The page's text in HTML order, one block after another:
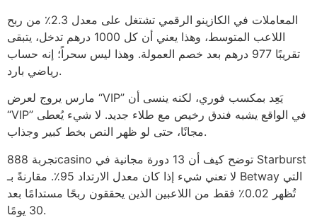
المعاملات في الكازينو الرقمي تشتغل على معدل 2.3٪ من ربح
اللاعب المتوسط، وهذا يعني أن كل 1000 درهم تدخل، يتبقى
تقريبًا 977 درهم بعد خصم العمولة. وهذا ليس سحراً؛ إنه حساب
رياضي بارد.
مارس يروج لعرض “VIP” يَعِد بمكسب فوري، لكنه ينسى أن
“VIP” في الواقع يشبه فندق رخيص مع طلاء جديد. لا شيء يُعطى
مجانًا، حتى لو ظهر النص بخط كبير وجذاب.
تجربة 888casino توضح كيف أن 13 دورة مجانية في Starburst
لا تعني شيء إذا كان معدل الارتداد 95٪. مقارنةً بـ Betway التي
تُظهر 0.02٪ فقط من اللاعبين الذين يحققون ربحًا مستدامًا بعد
30 يومًا.